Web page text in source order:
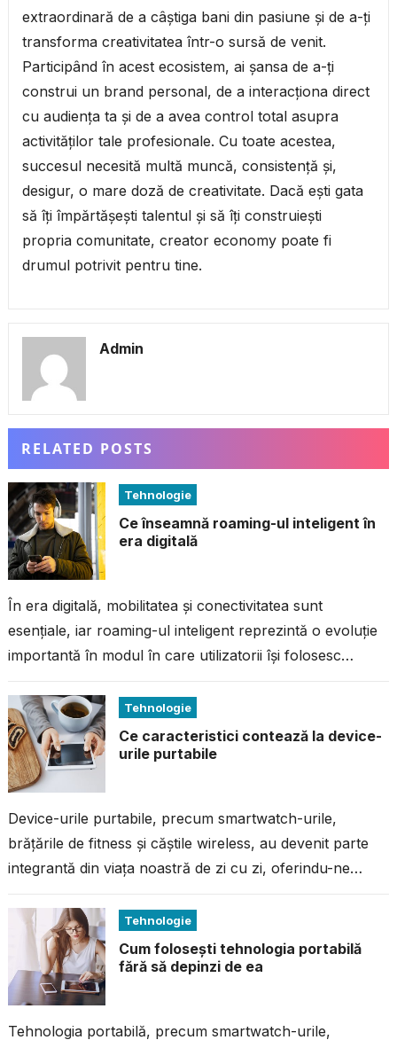
extraordinară de a câștiga bani din pasiune și de a-ți
transforma creativitatea într-o sursă de venit.
Participând în acest ecosistem, ai șansa de a-ți
construi un brand personal, de a interacționa direct
cu audiența ta și de a avea control total asupra
activităților tale profesionale. Cu toate acestea,
succesul necesită multă muncă, consistență și,
desigur, o mare doză de creativitate. Dacă ești gata
să îți împărtășești talentul și să îți construiești
propria comunitate, creator economy poate fi
drumul potrivit pentru tine.
Admin
RELATED POSTS
Tehnologie
Ce înseamnă roaming-ul inteligent în
era digitală
În era digitală, mobilitatea și conectivitatea sunt
esențiale, iar roaming-ul inteligent reprezintă o evoluție
importantă în modul în care utilizatorii își folosesc
Tehnologie
Ce caracteristici contează la device-
urile purtabile
Device-urile purtabile, precum smartwatch-urile,
brățările de fitness și căștile wireless, au devenit parte
integrantă din viața noastră de zi cu zi, oferindu-ne
Tehnologie
Cum folosești tehnologia portabilă
fără să depinzi de ea
Tehnologia portabilă, precum smartwatch-urile,